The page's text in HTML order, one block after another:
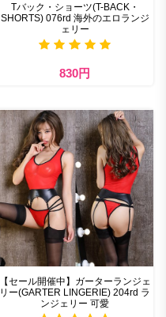
Tバック・ショーツ(T-BACK・
SHORTS) 076rd 海外のエロランジ
ェリー
830円
【セール開催中】ガーターランジェ
リー(GARTER LINGERIE) 204rd ラ
ンジェリー 可愛